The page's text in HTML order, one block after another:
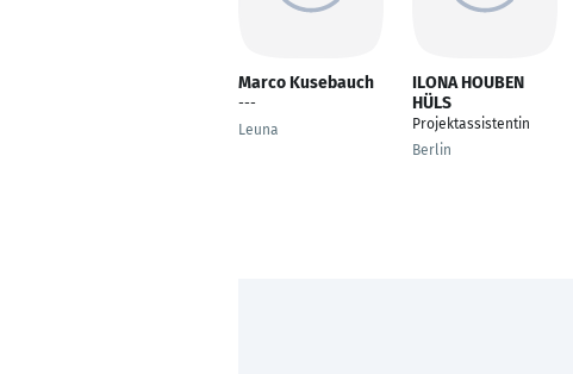
Marco Kusebauch
---
Leuna
ILONA HOUBEN
HÜLS
Projektassistentin
Berlin